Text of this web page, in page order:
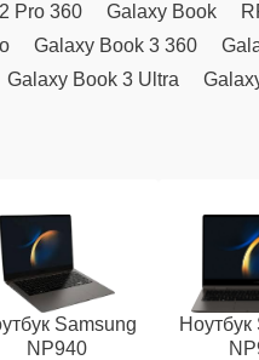
Pro 360 Galaxy Book
Galaxy Book 3 360
Galaxy Book 3 Ultra
Samsung
NP940
Ноутбук